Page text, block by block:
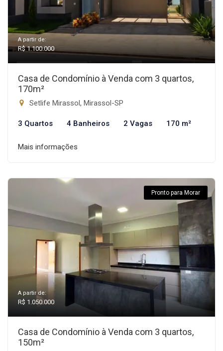
A partir de:
R$ 1.100.000
Casa de Condomínio à Venda com 3 quartos,
170m²
Setlife Mirassol, Mirassol-SP
3 Quartos 4 Banheiros 2 Vagas 170 m²
Mais informações
Pronto para Morar
A partir de:
R$ 1.050.000
Casa de Condomínio à Venda com 3 quartos,
150m²